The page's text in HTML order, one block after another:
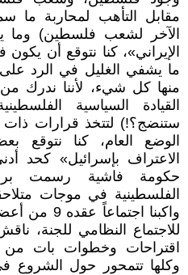
مقابل التأهب لمحاربة ما
الآخر لشعب فلسطين) وما
الإيراني»، كنا نتوقع أن
ما يشفي الغليل في الرد على
منها كل شيء، لأننا ندرك
القيادة السياسية
ستنضج؟!) لتتخذ قرارات ذات
الوضع العام، كنا نتوقع
الاعتراف بإسرائيل» كحد
حكومة فاشية رسمت
الفلسطينية في موجات
واكبنا
للاجتماع النظامي للجنة،
اقتراحات وخطوات بات من
وكلها تتمحور حول الشروع